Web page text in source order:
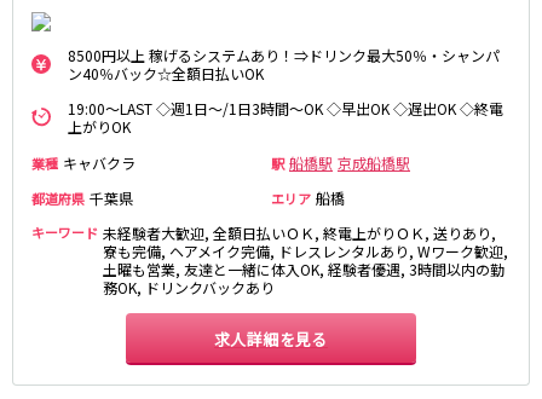
8500円以上 稼げるシステムあり！⇒ドリンク最大50％・シャンパ
ン40％バック☆全額日払いOK
19:00～LAST ◇週1日～/1日3時間～OK ◇早出OK ◇遅出OK ◇終電
上がりOK
業種 キャバクラ 駅 船橋駅 京成船橋駅
都道府県 千葉県 エリア 船橋
キーワード 未経験者大歓迎, 全額日払いＯＫ, 終電上がりＯＫ, 送りあり,
寮も完備, ヘアメイク完備, ドレスレンタルあり, Wワーク歓迎,
土曜も営業, 友達と一緒に体入OK, 経験者優遇, 3時間以内の勤
務OK, ドリンクバックあり
求人詳細を見る
本厚木駅
厚木駅
相模大野駅
下北沢駅
祖師ヶ谷大蔵駅
向ヶ丘遊園駅
経堂駅
小田急相模原駅
小田原駅
豪徳寺駅
海老名駅
JR東海道本線
川崎駅
藤沢駅